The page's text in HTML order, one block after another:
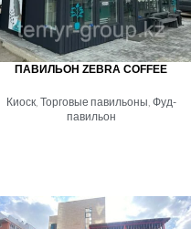
ПАВИЛЬОН ZEBRA COFFEE
Киоск, Торговые павильоны, Фуд-
павильон